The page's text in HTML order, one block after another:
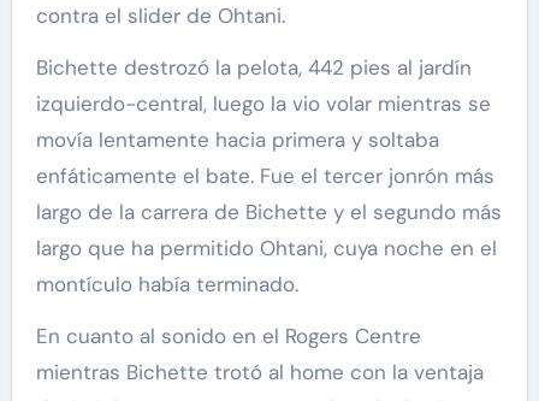
contra el slider de Ohtani.
Bichette destrozó la pelota, 442 pies al jardín
izquierdo-central, luego la vio volar mientras se
movía lentamente hacia primera y soltaba
enfáticamente el bate. Fue el tercer jonrón más
largo de la carrera de Bichette y el segundo más
largo que ha permitido Ohtani, cuya noche en el
montículo había terminado.
En cuanto al sonido en el Rogers Centre
mientras Bichette trotó al home con la ventaja